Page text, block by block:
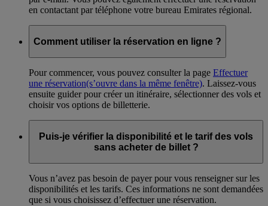
en contactant par téléphone votre bureau Emirates régional.
Comment utiliser la réservation en ligne ?
Pour commencer, vous pouvez consulter la page Effectuer
une réservation(s’ouvre dans la même fenêtre). Laissez-vous
ensuite guider pour créer un itinéraire, sélectionner des vols et
choisir vos options de billetterie.
Puis-je vérifier la disponibilité et le tarif des vols
sans acheter de billet ?
Vous n’avez pas besoin de payer pour vous renseigner sur les
disponibilités et les tarifs. Ces informations ne sont demandées
que si vous choisissez d’effectuer une réservation.